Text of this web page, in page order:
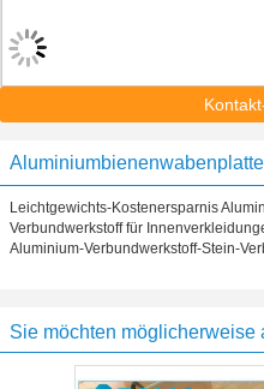
Leichtgewichts-Kostenersparnis
Verbundwerkstoff für
Aluminium-Verbundwerkstoff-Stein-
Sie möchten möglicherweise